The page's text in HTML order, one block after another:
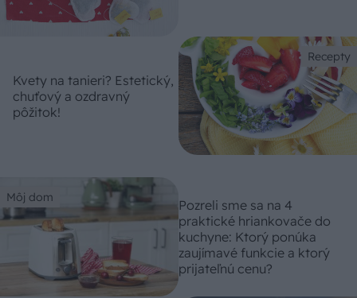
Recepty
Kvety na tanieri? Estetický,
chuťový a ozdravný
pôžitok!
Môj dom
Pozreli sme sa na 4
praktické hriankovače do
kuchyne: Ktorý ponúka
zaujímavé funkcie a ktorý
prijateľnú cenu?